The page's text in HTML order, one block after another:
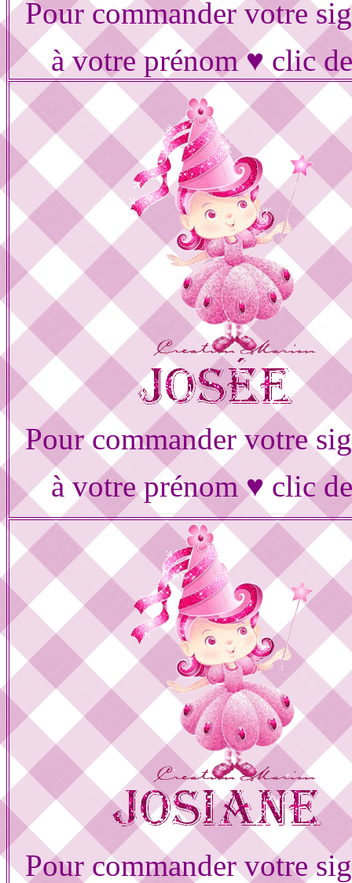
Pour commander votre
à votre prénom ♥ clic
Pour commander votre
à votre prénom ♥ clic
Pour commander votre